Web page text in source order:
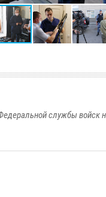
службы войск